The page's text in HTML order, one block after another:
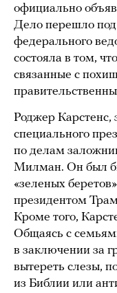
официально
Дело перешло под
федерального
состояла в том,
связанные с
Роджер
специального
по делам
Милман. Он был
«зеленых
президентом
Кроме того,
Общаясь с
в заключении за
вытереть слезы,
из Библии или